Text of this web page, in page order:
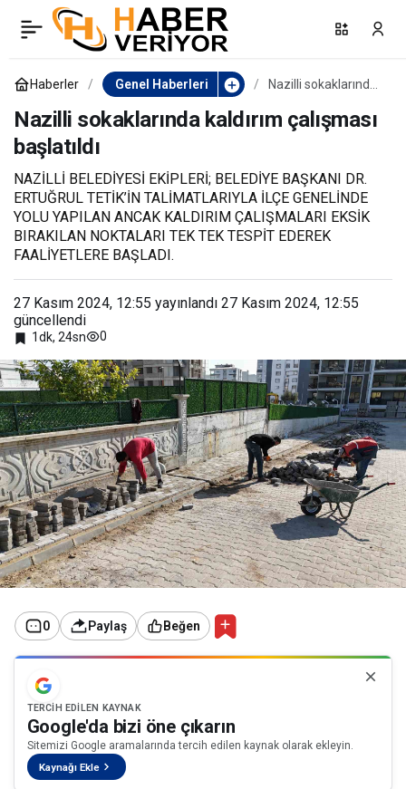
Haberler Genel Haberleri
Nazilli sokaklarında
başlatıldı
Nazilli sokaklarında kaldırım çalışması
başlatıldı
NAZİLLİ BELEDİYESİ EKİPLERİ; BELEDİYE BAŞKANI DR.
ERTUĞRUL TETİK’İN TALİMATLARIYLA İLÇE GENELİNDE
YOLU YAPILAN ANCAK KALDIRIM ÇALIŞMALARI EKSİK
BIRAKILAN NOKTALARI TEK TEK TESPİT EDEREK
FAALİYETLERE BAŞLADI.
27 Kasım 2024, 12:55 yayınlandı 27 Kasım 2024, 12:55
güncellendi
1dk, 24sn 0
0 Paylaş Beğen
TERCIH EDILEN KAYNAK
Google'da bizi öne çıkarın
Sitemizi Google aramalarında tercih edilen kaynak olarak ekleyin.
Kaynağı Ekle
Vali Canbolat, Didim’deki
muhtarlarla istişare
toplantısı düzenledi
Paylaş